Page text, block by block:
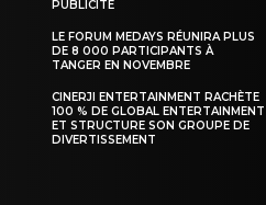
PUBLICITÉ
LE FORUM MEDAYS RÉUNIRA PLUS
DE 8 000 PARTICIPANTS À
TANGER EN NOVEMBRE
CINERJI ENTERTAINMENT RACHÈTE
100 % DE GLOBAL ENTERTAINMENT
ET STRUCTURE SON GROUPE DE
DIVERTISSEMENT